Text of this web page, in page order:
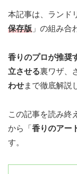
本記事は、ランド
保存版 」の組み合
香りのプロが推奨
立させる裏ワザ、
わせまで徹底解説
この記事を読み終
から「 香りのアー
す。